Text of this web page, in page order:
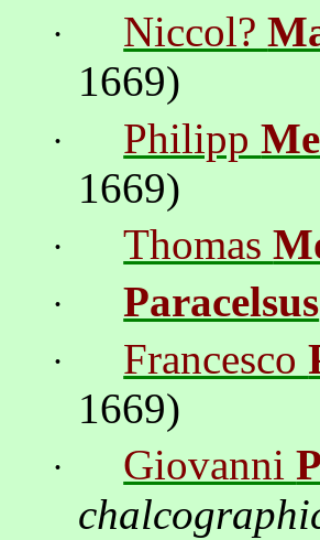
· Niccol?
1669)
· Philipp
1669)
· Thomas
· Paracelsus
· Francesco
1669)
· Giovanni